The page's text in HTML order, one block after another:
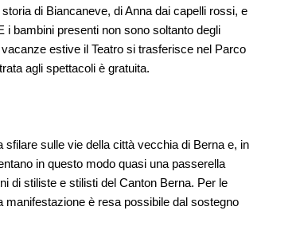
di Biancaneve, di Anna dai capelli rossi, e
bambini presenti non sono soltanto degli
estive il Teatro si trasferisce nel Parco
agli spettacoli è gratuita.
sfilare sulle vie della città vecchia di Berna e, in
in questo modo quasi una passerella
di stiliste e stilisti del Canton Berna. Per le
manifestazione è resa possibile dal sostegno